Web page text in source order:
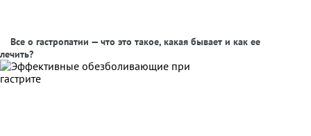
Все о гастропатии — что это такое, какая бывает и как ее
лечить?